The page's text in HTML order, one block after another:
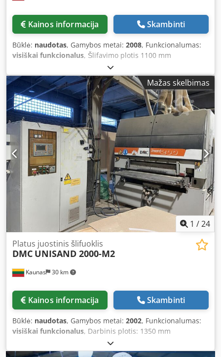
Kainos informacija Skambinti
Būklė: naudotas, Gamybos metai: 2008, Funkcionalumas:
visiškai funkcionalus, Šlifavimo plotis 1100 mm
Dedsxwwgyjpfx Ancokr Min. ÷ maks. darbo aukštis 4÷170
mm Šlifavimo juostos plotis 1115/1370 mm Šlifavimo
juostos ilgis 2150 mm 2 padavimo greičiai 4,5-9 m/min
Padavimo variklis 0,45/0,8 kW Stalo reguliavimo variklio
galia 0,25 kW Variklio galia (AG) vienai arba dvigubai galvai
11 kW (15) 50 Hz Darbinis slėgis 6 bar
Mažas skelbimas
1 /24
Kaunas 30 km
Platus juostinis šlifuoklis
DMC UNISAND 2000-M2
Kainos informacija Skambinti
Būklė: naudotas, Gamybos metai: 2002, Funkcionalumas:
visiškai funkcionalus, Darbinis plotis: 1350 mm
Maksimalus storis: 140 mm Tipas: Apatinis Vienetų
skaičius: 2 Dkodpfjxwwhwex Ancsr Bendra instaliuota